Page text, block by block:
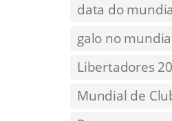
data do
galo no
Libertadores
Mundial de